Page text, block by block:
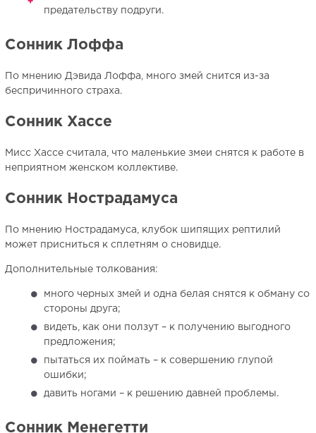
предательству подруги.
Сонник Лоффа
По мнению Дэвида Лоффа, много змей снится из-за
беспричинного страха.
Сонник Хассе
Мисс Хассе считала, что маленькие змеи снятся к работе в
неприятном женском коллективе.
Сонник Нострадамуса
По мнению Нострадамуса, клубок шипящих рептилий
может присниться к сплетням о сновидце.
Дополнительные толкования:
много черных змей и одна белая снятся к обману со
стороны друга;
видеть, как они ползут – к получению выгодного
предложения;
пытаться их поймать – к совершению глупой
ошибки;
давить ногами – к решению давней проблемы.
Сонник Менегетти